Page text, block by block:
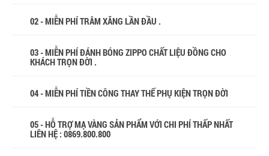
02 - MIỄN PHÍ TRÂM XĂNG LẦN ĐẦU .
03 - MIỄN PHÍ ĐÁNH BÓNG ZIPPO CHẤT LIỆU ĐỒNG CHO
KHÁCH TRỌN ĐỜI .
04 - MIỄN PHÍ TIỀN CÔNG THAY THẾ PHỤ KIỆN TRỌN ĐỜI
05 - HỖ TRỢ MẠ VÀNG SẢN PHẨM VỚI CHI PHÍ THẤP NHẤT
LIÊN HỆ : 0869.800.800